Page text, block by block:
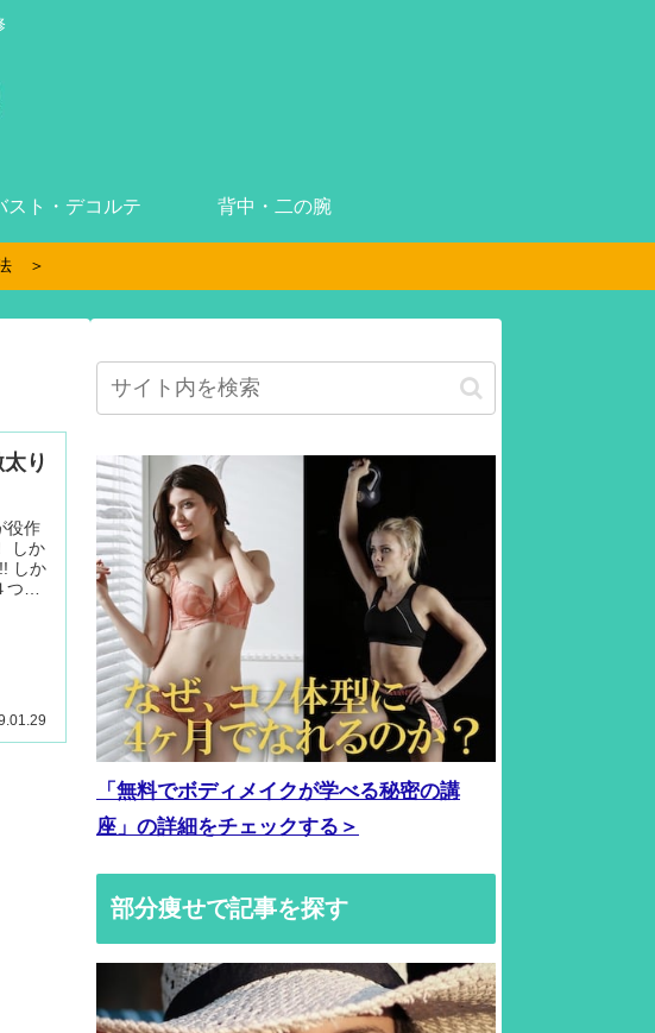
スト・デコルテ 背中・二の腕
法 ＞
り
役作
しか
しか
だ
「無料でボディメイクが学べる秘密の講
座」の詳細をチェックする＞
部分痩せで記事を探す